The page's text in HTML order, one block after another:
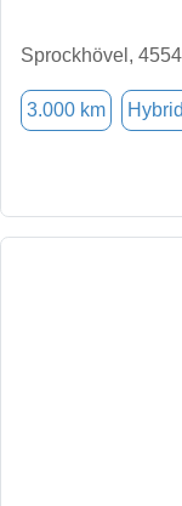
Sprockhövel,
3.000 km